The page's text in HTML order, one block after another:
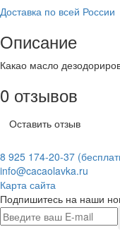
Доставка по всей России
Описание
Какао масло
0 отзывов
Оставить отзыв
8 925 174-20-37
info@cacaolavka.ru
Карта сайта
Подпишитесь на наши